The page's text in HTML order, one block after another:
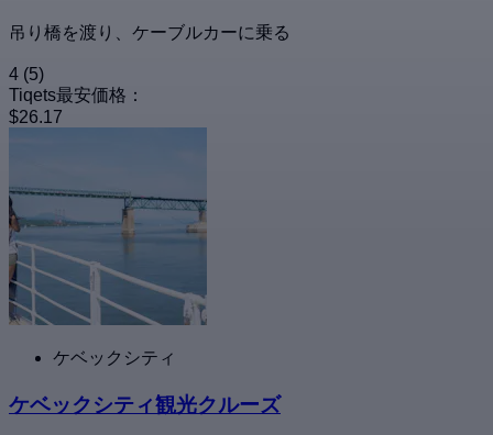
吊り橋を渡り、ケーブルカーに乗る
4 (5)
Tiqets最安価格：
$26.17
ケベックシティ
ケベックシティ観光クルーズ